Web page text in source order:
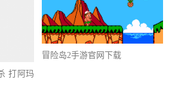
打阿玛
冒险岛2手游官网下载